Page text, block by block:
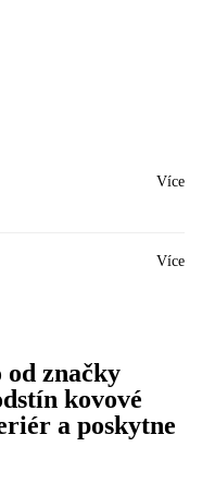
Více
Více
od značky
kovové
a poskytne